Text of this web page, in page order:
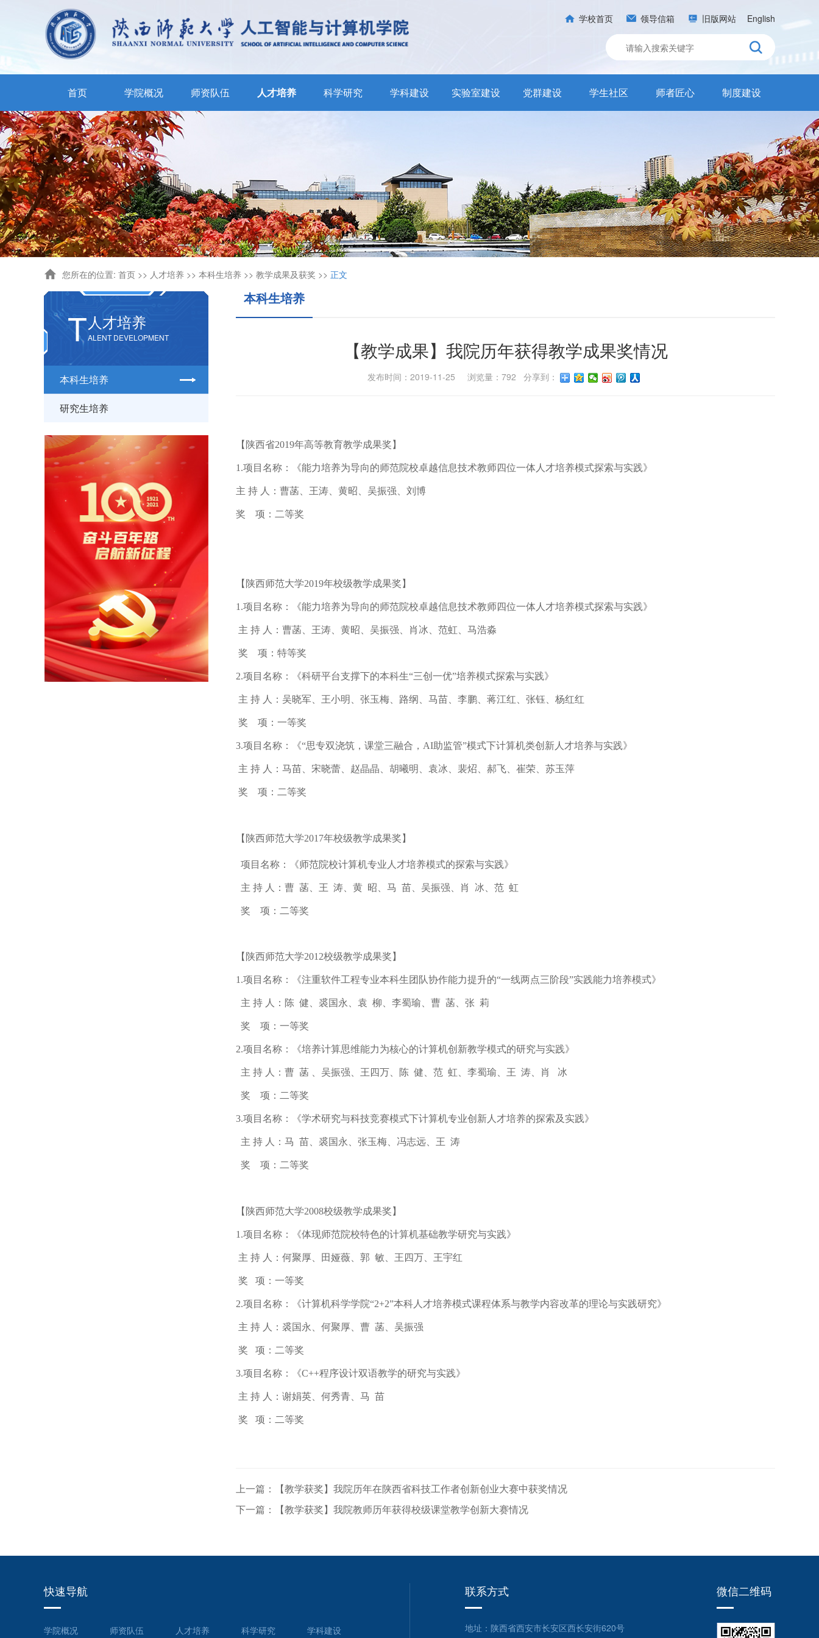
学校首页 领导信箱 旧版网站 English
首页 学院概况 师资队伍 人才培养 科学研究 学科建设 实验室建设 党群建设 学生社区 师者匠心 制度建设
您所在的位置: 首页 >> 人才培养 >> 本科生培养 >> 教学成果及获奖 >> 正文
人才培养
ALENT DEVELOPMENT
T
本科生培养
研究生培养
本科生培养
【教学成果】我院历年获得教学成果奖情况
发布时间：2019-11-25 浏览量： 792 分享到：
【陕西省2019年高等教育教学成果奖】
1.项目名称：《能力培养为导向的师范院校卓越信息技术教师四位一体人才培养模式探索与实践》
主 持 人：曹菡、王涛、黄昭、吴振强、刘博
奖 项：二等奖
【陕西师范大学2019年校级教学成果奖】
1.项目名称：《能力培养为导向的师范院校卓越信息技术教师四位一体人才培养模式探索与实践》
主 持 人：曹菡、王涛、黄昭、吴振强、肖冰、范虹、马浩淼
奖 项：特等奖
2.项目名称：《科研平台支撑下的本科生“三创一优”培养模式探索与实践》
主 持 人：吴晓军、王小明、张玉梅、路纲、马苗、李鹏、蒋江红、张钰、杨红红
奖 项：一等奖
3.项目名称：《“思专双浇筑，课堂三融合，AI助监管”模式下计算机类创新人才培养与实践》
主 持 人： 马苗、宋晓蕾、赵晶晶、胡曦明、袁冰、裴炤、郝飞、崔荣、苏玉萍
奖 项：二等奖
【陕西师范大学2017年校级教学成果奖】
项目名称：《师范院校计算机专业人才培养模式的探索与实践》
主 持 人：曹 菡、王 涛、黄 昭、马 苗、吴振强、肖 冰、范 虹
奖 项：二等奖
【 陕西师范大学2012校级教学成果奖 】
1.项目名称：《注重软件工程专业本科生团队协作能力提升的“一线两点三阶段”实践能力培养模式》
主 持 人：陈 健、裘国永、袁 柳、李蜀瑜、曹 菡、张 莉
奖 项：一等奖
2.项目名称：《培养计算思维能力为核心的计算机创新教学模式的研究与实践》
主 持 人：曹 菡 、吴振强、王四万、陈 健、范 虹、李蜀瑜、王 涛、肖 冰
奖 项：二等奖
3.项目名称：《学术研究与科技竞赛模式下计算机专业创新人才培养的探索及实践》
主 持 人：马 苗、裘国永、张玉梅、冯志远、王 涛
奖 项：二等奖
【 陕西师范大学2008校级教学成果奖 】
1.项目名称：《体现师范院校特色的计算机基础教学研究与实践》
主 持 人：何聚厚、田娅薇、郭 敏、王四万、王宇红
奖 项：一等奖
2.项目名称：《计算机科学学院“2+2”本科人才培养模式课程体系与教学内容改革的理论与实践研究》
主 持 人：裘国永、何聚厚、曹 菡、吴振强
奖 项：二等奖
3.项目名称：《C++程序设计双语教学的研究与实践》
主 持 人：谢娟英、何秀青、马 苗
奖 项：二等奖
上一篇：【教学获奖】我院历年在陕西省科技工作者创新创业大赛中获奖情况
下一篇：【教学获奖】我院教师历年获得校级课堂教学创新大赛情况
快速导航
学院概况 师资队伍 人才培养 科学研究 学科建设
联系方式
地址：陕西省西安市长安区西长安街620号
微信二维码